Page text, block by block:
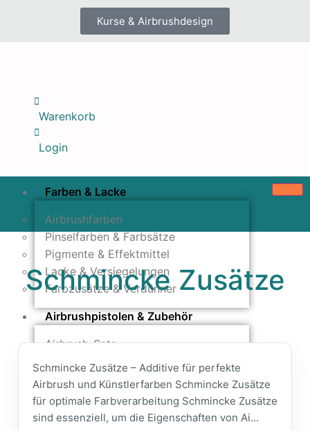
Kurse & Airbrushdesign
Warenkorb
Login
Farben & Lacke
Airbrushfarben
Pinselfarben & Farbsätze
Pigmente & Effektmittel
Lacke & Versiegelungen
Farbzusätze & Verdünner
Airbrushpistolen & Zubehör
Airbrush-Sets
Airbrush-Pistolen
Düsen & Nadeln
Ersatzteile & Tuning
Kompressoren & Lufttechnik
Schmincke Zusätze
Schmincke Zusätze – Additive für perfekte
Airbrush und Künstlerfarben Schmincke Zusätze
für optimale Farbverarbeitung Schmincke Zusätze
sind essenziell, um die Eigenschaften von Ai...